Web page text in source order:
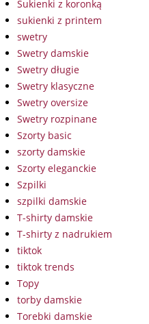
Sukienki z koronką
sukienki z printem
swetry
Swetry damskie
Swetry długie
Swetry klasyczne
Swetry oversize
Swetry rozpinane
Szorty basic
szorty damskie
Szorty eleganckie
Szpilki
szpilki damskie
T-shirty damskie
T-shirty z nadrukiem
tiktok
tiktok trends
Topy
torby damskie
Torebki damskie